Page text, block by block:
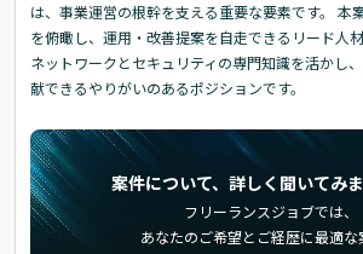
は、事業運営の根幹を支える重要な要素です。 本
を俯瞰し、運用・改善提案を自走できるリード人
ネットワークとセキュリティの専門知識を活かし
献できるやりがいのあるポジションです。
案件について、詳しく聞いてみ
フリーランスジョブでは、
あなたのご希望とご経歴に最適な